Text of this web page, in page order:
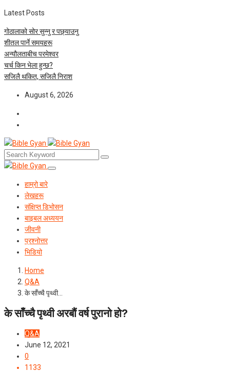
Latest Posts
गोठालाको सोर सुन्नु र पछ्याउनु
शीतल पार्ने समयहरू
अन्यौलताबीच परमेश्‍वर
चर्च किन भेला हुन्छ?
सजिलै थकित, सजिलै निराश
August 6, 2026
हाम्रो बारे
लेखहरू
संक्षिप्त डिभोसन
बाइबल अध्ययन
जीवनी
प्रश्‍नोत्तर
भिडियो
Home
Q&A
के साँच्च‍ै पृथ्वी…
के साँच्च‍ै पृथ्वी अरबौं वर्ष पुरानो हो?
Q&A
June 12, 2021
0
1133